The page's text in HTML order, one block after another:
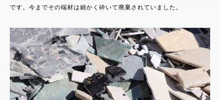
です。今までその端材は細かく砕いて廃棄されていました。